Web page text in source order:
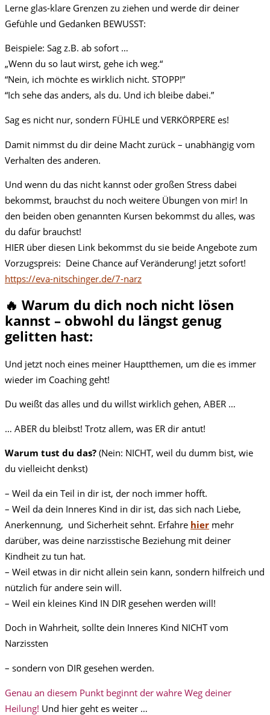
Lerne glas-klare Grenzen zu ziehen und werde dir deiner
Gefühle und Gedanken BEWUSST:
Beispiele: Sag z.B. ab sofort …
„Wenn du so laut wirst, gehe ich weg.“
“Nein, ich möchte es wirklich nicht. STOPP!”
“Ich sehe das anders, als du. Und ich bleibe dabei.”
Sag es nicht nur, sondern FÜHLE und VERKÖRPERE es!
Damit nimmst du dir deine Macht zurück – unabhängig vom
Verhalten des anderen.
Und wenn du das nicht kannst oder großen Stress dabei
bekommst, brauchst du noch weitere Übungen von mir! In
den beiden oben genannten Kursen bekommst du alles, was
du dafür brauchst!
HIER über diesen Link bekommst du sie beide Angebote zum
Vorzugspreis: Deine Chance auf Veränderung! jetzt sofort!
https://eva-nitschinger.de/7-narz
🔥 Warum du dich noch nicht lösen
kannst – obwohl du längst genug
gelitten hast:
Und jetzt noch eines meiner Hauptthemen, um die es immer
wieder im Coaching geht!
Du weißt das alles und du willst wirklich gehen, ABER …
… ABER du bleibst! Trotz allem, was ER dir antut!
Warum tust du das? (Nein: NICHT, weil du dumm bist, wie
du vielleicht denkst)
– Weil da ein Teil in dir ist, der noch immer hofft.
– Weil da dein Inneres Kind in dir ist, das sich nach Liebe,
Anerkennung, und Sicherheit sehnt. Erfahre hier mehr
darüber, was deine narzisstische Beziehung mit deiner
Kindheit zu tun hat.
– Weil etwas in dir nicht allein sein kann, sondern hilfreich und
nützlich für andere sein will.
– Weil ein kleines Kind IN DIR gesehen werden will!
Doch in Wahrheit, sollte dein Inneres Kind NICHT vom
Narzissten
– sondern von DIR gesehen werden.
Genau an diesem Punkt beginnt der wahre Weg deiner
Heilung! Und hier geht es weiter …